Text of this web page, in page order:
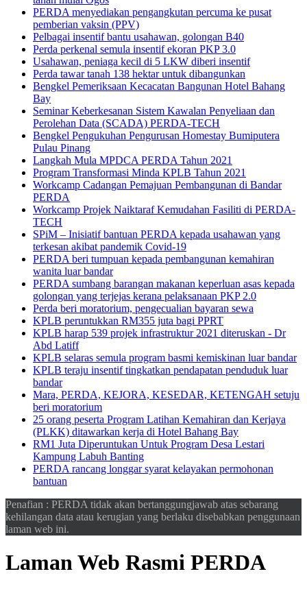
PERDA menyediakan pengangkutan percuma ke pusat
pemberian vaksin (PPV)
Pelbagai insentif bantu usahawan, golongan B40
Perda perkenal semula insentif ekoran PKP 3.0
Usahawan, peniaga kecil di 5 LKW diberi insentif
Perda tawar tanah 138 hektar untuk dibangunkan
Bengkel Pemeriksaan Kecacatan Bangunan Hotel Bahang
Bay
Seminar Keberkesanan Sistem Kawalan Penyeliaan dan
Perolehan Data (SCADA) PERDA-TECH
Bengkel Pengukuhan Pengurusan Homestay Bumiputera
Pulau Pinang
Langkah Mula MPDCA PERDA Tahun 2021
Program Transformasi Minda KPLB Tahun 2021
Workcamp Cadangan Pemajuan Pembangunan di Bandar
PERDA
Workcamp Projek Naiktaraf Kemudahan Fasiliti di PERDA-
TECH
SPiM – Inisiatif bantuan PERDA kepada usahawan yang
terkesan akibat pandemik Covid-19
PERDA beri tumpuan kepada pembangunan kemahiran
wanita luar bandar
PERDA sumbang barangan makanan keperluan asas kepada
golongan yang terjejas kerana pelaksanaan PKP 2.0
Perda beri moratorium, pengecualian bayaran sewa
KPLB peruntukkan RM355 juta bagi PPRT
KPLB harap 539 projek infrastruktur 2021 diteruskan - Dr
Abd Latiff
KPLB selaras semula program basmi kemiskinan luar bandar
KPLB teraju insentif tingkatkan pendapatan penduduk luar
bandar
Mara, PERDA, KEJORA, KESEDAR, KETENGAH setuju
beri moratorium
25 orang peserta Program Latihan Kemahiran dan Kerjaya
(PLKK) ditawarkan kerja di Hotel Bahang Bay
RM1 Juta Diperuntukan Untuk Program Desa Lestari
Kampung Labuh Banting
PERDA rancang longgar syarat kelayakan permohonan
bantuan
Penafian : PERDA tidak akan bertanggungjawab atas sebarang
kehilangan data atau kerugian yang berlaku disebabkan penggunaan
laman web ini.
Laman Web Rasmi PERDA